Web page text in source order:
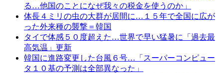
る…他国のことになぜ我々の税金を使うのか」
体長４ミリの虫の大群が居間に…１５年で全国に広が
った外来種の襲撃＝韓国
タイで体感５０度超えた…世界で早い猛暑に「過去最
高気温」更新
韓国に進路変更した台風６号…「スーパーコンピュー
タ１０基の予測は全部異なった」